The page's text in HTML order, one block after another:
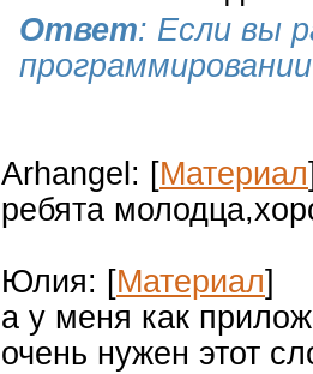
Ответ: Если вы
Arhangel: [Материал
ребята
Юлия: [Материал]
а у меня как
очень нужен этот